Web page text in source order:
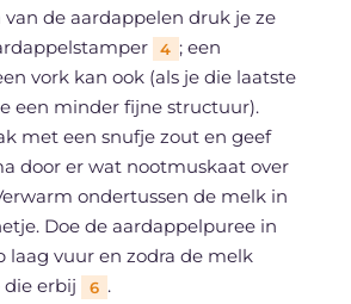
van de aardappelen druk je ze
4 ; een
vork kan ook (als je die laatste
een minder fijne structuur).
met een snufje zout en geef
door er wat nootmuskaat over
ondertussen de melk in
Doe de aardappelpuree in
laag vuur en zodra de melk
erbij
6 .